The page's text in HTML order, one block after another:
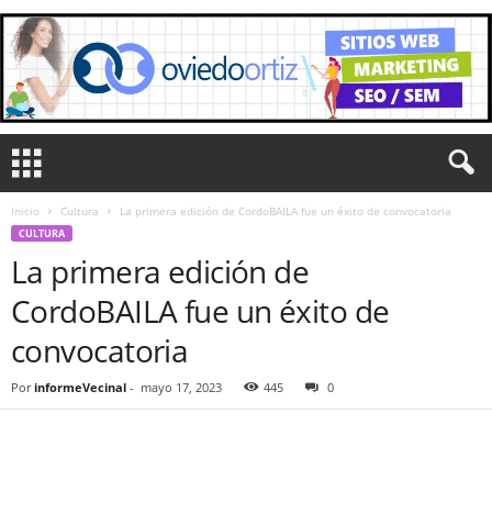
Inicio Cultura La primera edición de CordoBAILA fue un éxito de convocatoria
CULTURA
La primera edición de
CordoBAILA fue un éxito de
convocatoria
Por informeVecinal - mayo 17, 2023 445 0